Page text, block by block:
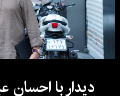
دیدار با احسان